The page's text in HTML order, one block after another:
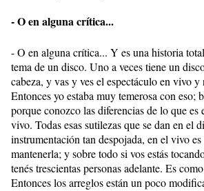
- O en alguna crítica...
- O en alguna crítica... Y es una historia
tema de un disco. Uno a veces tiene un
cabeza, y vas y ves el espectáculo en vivo y
Entonces yo estaba muy temerosa con eso;
porque conozco las diferencias de lo que es
vivo. Todas esas sutilezas que se dan en el
instrumentación tan despojada, en el vivo
mantenerla; y sobre todo si vos estás
tenés trescientas personas adelante. Es
Entonces los arreglos están un poco